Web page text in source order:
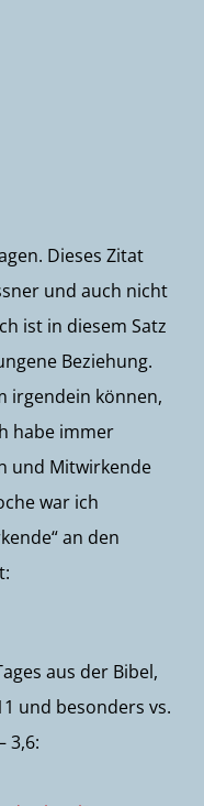
Dieses Zitat
und auch nicht
ist in diesem Satz
Beziehung.
irgendein können,
habe immer
und Mitwirkende
war ich
an den
aus der Bibel,
und besonders vs.
3,6: